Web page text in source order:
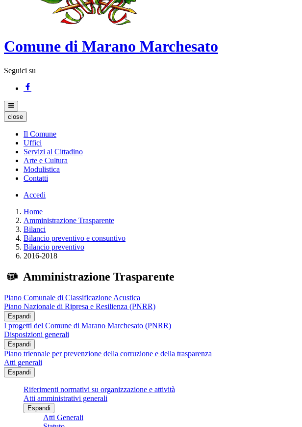
Comune di Marano Marchesato
Seguici su
close
Il Comune
Uffici
Servizi al Cittadino
Arte e Cultura
Modulistica
Contatti
Accedi
Home
Amministrazione Trasparente
Bilanci
Bilancio preventivo e consuntivo
Bilancio preventivo
2016-2018
Amministrazione Trasparente
Piano Comunale di Classificazione Acustica
Piano Nazionale di Ripresa e Resilienza (PNRR)
Espandi
I progetti del Comune di Marano Marchesato (PNRR)
Disposizioni generali
Espandi
Piano triennale per prevenzione della corruzione e della trasparenza
Atti generali
Espandi
Riferimenti normativi su organizzazione e attività
Atti amministrativi generali
Espandi
Atti Generali